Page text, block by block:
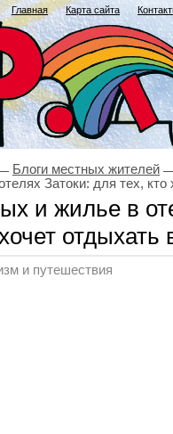
Главная Карта сайта
Блоги местных жителей
Затоки: для тех, кто
и жилье в
отдыхать
и путешествия